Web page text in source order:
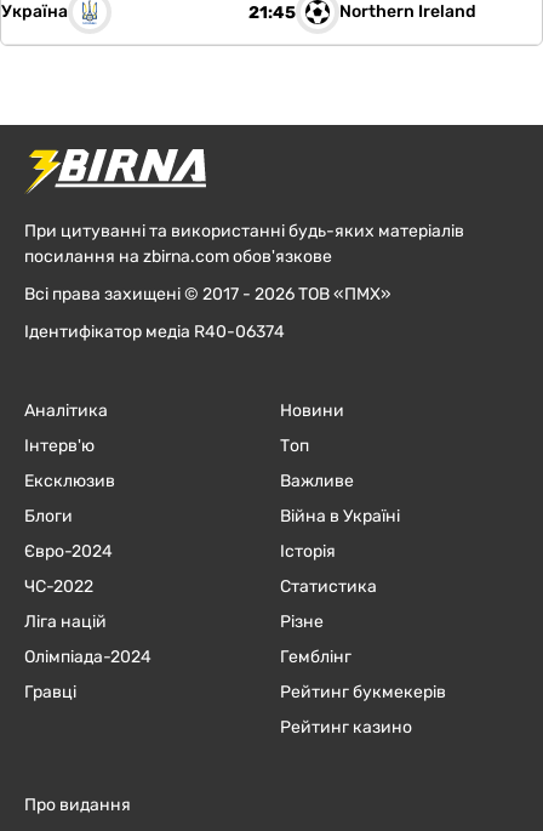
Україна 21:45 Northern Ireland
При цитуванні та використанні будь-яких матеріалів
посилання на zbirna.com обов'язкове
Всі права захищені © 2017 - 2026 ТОВ «ПМХ»
Ідентифікатор медіа R40-06374
Аналітика
Інтерв'ю
Ексклюзив
Блоги
Євро-2024
ЧC-2022
Ліга націй
Олімпіада-2024
Гравці
Новини
Топ
Важливе
Війна в Україні
Історія
Статистика
Різне
Гемблінг
Рейтинг букмекерів
Рейтинг казино
Про видання